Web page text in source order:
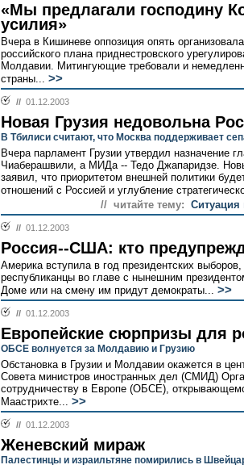
«Мы предлагали господину
усилия»
Вчера в Кишиневе оппозиция опять
российского плана приднестровского
Молдавии. Митингующие требовали и
страны... >>
// 01.12.2003
Новая Грузия недовольна
В Тбилиси считают, что Москва поддерживает
Вчера парламент Грузии утвердил назначение
Чиаберашвили, а МИДа -- Тедо Джапаридзе.
заявил, что приоритетом внешней политики
отношений с Россией и углубление
// читайте тему: Ситуация
// 01.12.2003
Россия--США: кто
Америка вступила в год президентских
республиканцы во главе с нынешним
Доме или на смену им придут демократы... >>
// 01.12.2003
Европейские сюрпризы для
ОБСЕ волнуется за Молдавию и Грузию
Обстановка в Грузии и Молдавии окажется в
Совета министров иностранных дел (СМИД)
сотрудничеству в Европе (ОБСЕ),
Маастрихте... >>
// 01.12.2003
Женевский мираж
Палестинцы и израильтяне помирились в